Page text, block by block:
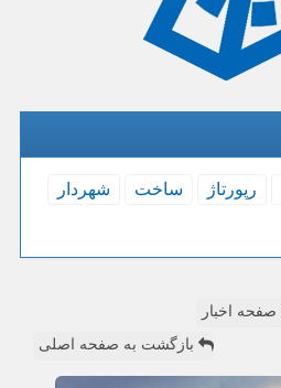
رپورتاژ ساخت
شهردار
صفحه اخبار
بازگشت به صفحه اصلی